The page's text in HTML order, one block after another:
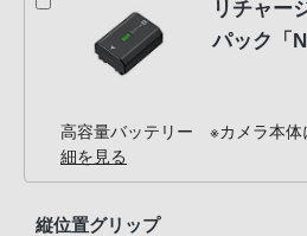
リチャー
パック「
高容量バッテリー ※カメラ本
細を見る
縦位置グリップ